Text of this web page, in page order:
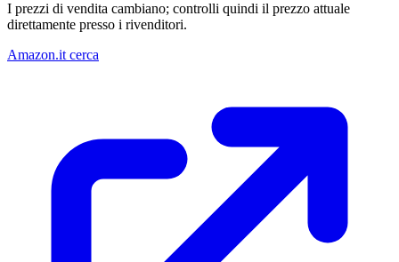
I prezzi di vendita cambiano; controlli quindi il prezzo attuale
direttamente presso i rivenditori.
Amazon.it cerca